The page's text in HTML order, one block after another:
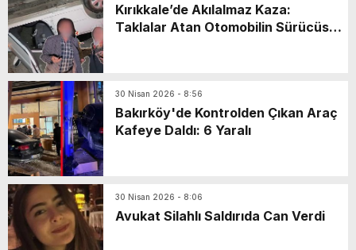
Kırıkkale’de Akılalmaz Kaza:
Taklalar Atan Otomobilin Sürücüsü
30 Nisan 2026 - 8:56
Bakırköy'de Kontrolden Çıkan Araç
Kafeye Daldı: 6 Yaralı
30 Nisan 2026 - 8:06
Avukat Silahlı Saldırıda Can Verdi